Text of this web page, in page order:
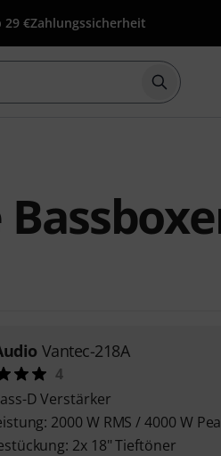
29 €Zahlungssicherheit
Suche
Vantec-218A
4
D Verstärker
2000 W RMS / 4000 W
2x 18" Tieftöner